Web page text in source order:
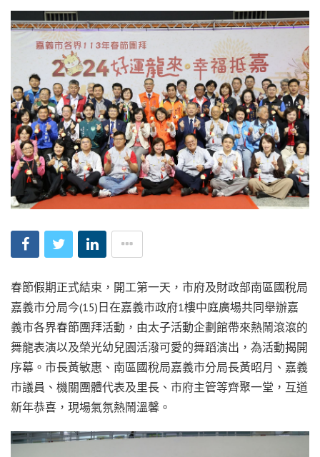
春節假期正式結束，開工第一天，市府及財政部南區國稅局
嘉義市分局今(15)日在嘉義市政府1樓中庭廣場共同舉辦嘉
義市各界春節團拜活動，由太子活動企劃館帶來熱鬧滾滾的
舞龍表演以及榮光幼兒園活潑可愛的舞蹈演出，為活動揭開
序幕。市長黃敏惠、南區國稅局嘉義市分局長黃昭月、嘉義
市議員、機關團體代表及里長、市府主管等齊聚一堂，互道
新年恭喜，現場氣氛熱鬧溫馨。